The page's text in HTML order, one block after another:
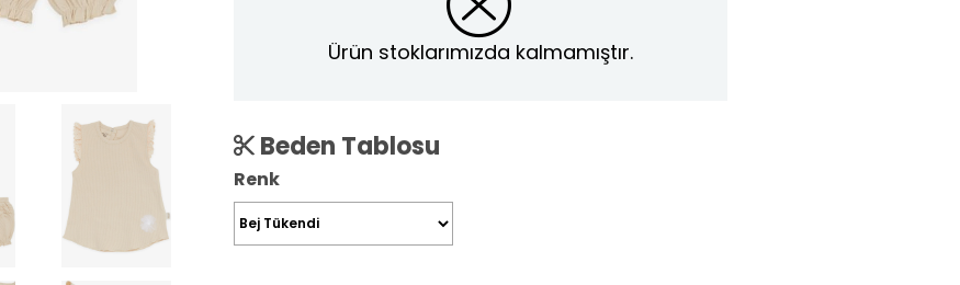
Ürün stoklarımızda kalmamıştır.
Beden Tablosu
Renk